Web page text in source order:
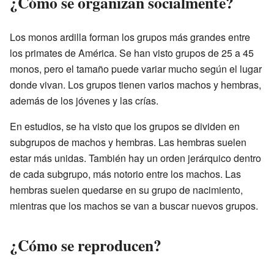
Los monos ardilla forman los grupos más grandes entre
los primates de América. Se han visto grupos de 25 a 45
monos, pero el tamaño puede variar mucho según el lugar
donde vivan. Los grupos tienen varios machos y hembras,
además de los jóvenes y las crías.
En estudios, se ha visto que los grupos se dividen en
subgrupos de machos y hembras. Las hembras suelen
estar más unidas. También hay un orden jerárquico dentro
de cada subgrupo, más notorio entre los machos. Las
hembras suelen quedarse en su grupo de nacimiento,
mientras que los machos se van a buscar nuevos grupos.
¿Cómo se reproducen?